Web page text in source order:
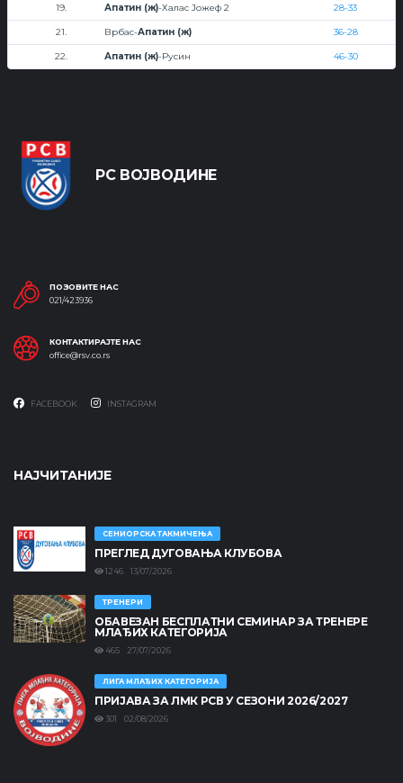
19. Апатин (ж)-Халас Јожеф 2 28-33
21. Врбас-Апатин (ж) 36-28
22. Апатин (ж)-Русин 46-30
РС ВОЈВОДИНЕ
ПОЗОВИТЕ НАС
021/423936
КОНТАКТИРАЈТЕ НАС
office@rsv.co.rs
FACEBOOK INSTAGRAM
НАЈЧИТАНИЈЕ
СЕНИОРСКА ТАКМИЧЕЊА
ПРЕГЛЕД ДУГОВАЊА КЛУБОВА
1246 13/07/2026
ТРЕНЕРИ
ОБАВЕЗАН БЕСПЛАТНИ СЕМИНАР ЗА ТРЕНЕРЕ
МЛАЂИХ КАТЕГОРИЈА
465 27/07/2026
ЛИГА МЛАЂИХ КАТЕГОРИЈА
ПРИЈАВА ЗА ЛМК РСВ У СЕЗОНИ 2026/2027
301 02/08/2026